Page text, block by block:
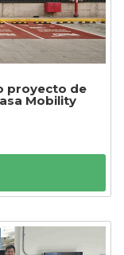
proyecto de
Mobility